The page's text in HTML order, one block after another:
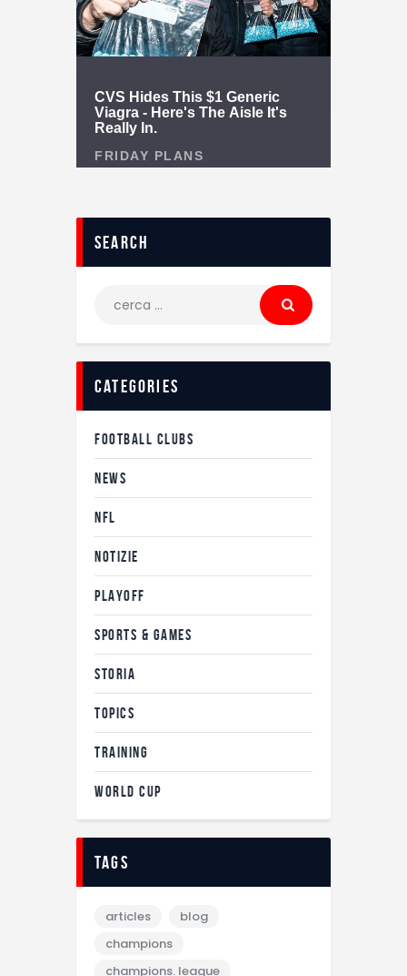
search
per:
categories
FOOTBALL CLUBS
NEWS
NFL
NOTIZIE
PLAYOFF
SPORTS & GAMES
STORIA
TOPICS
TRAINING
WORLD CUP
tags
articles
blog
champions
champions. league